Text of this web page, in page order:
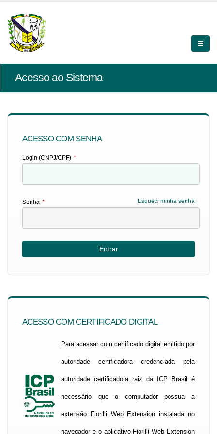
Acesso ao Sistema
ACESSO COM SENHA
Login (CNPJ/CPF) *
Esqueci minha senha
Senha *
ACESSO COM CERTIFICADO DIGITAL
Para acessar com certificado digital emitido por
autoridade certificadora credenciada pela
autoridade certificadora raiz da ICP Brasil é
necessário que o computador possua a
extensão Fiorilli Web Extension instalada no
navegador e o aplicativo Fiorilli Web Extension